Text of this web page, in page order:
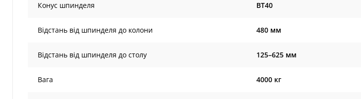
Конус шпинделя BT40
Відстань від шпинделя до колони 480 мм
Відстань від шпинделя до столу 125–625 мм
Вага 4000 кг